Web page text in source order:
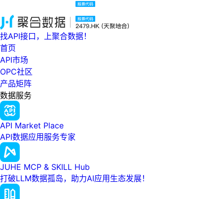
找API接口，上聚合数据！
首页
API市场
OPC社区
产品矩阵
数据服务
API Market Place
API数据应用服务专家
JUHE MCP & SKILL Hub
打破LLM数据孤岛，助力AI应用生态发展！